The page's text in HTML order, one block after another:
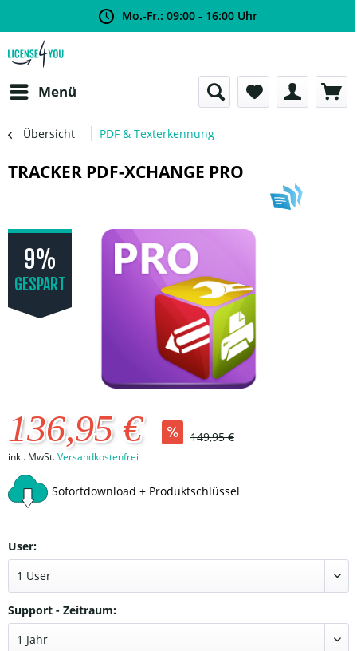
Mo.-Fr.: 09:00 - 16:00 Uhr
Menü
Übersicht PDF & Texterkennung
TRACKER PDF-XCHANGE PRO
9%
GESPART
136,95 € 149,95 €
inkl. MwSt.Versandkostenfrei
Sofortdownload + Produktschlüssel
User:
Support - Zeitraum: